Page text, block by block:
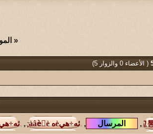
«
( الأعضاء 0 والزوار 5)
,
,
,